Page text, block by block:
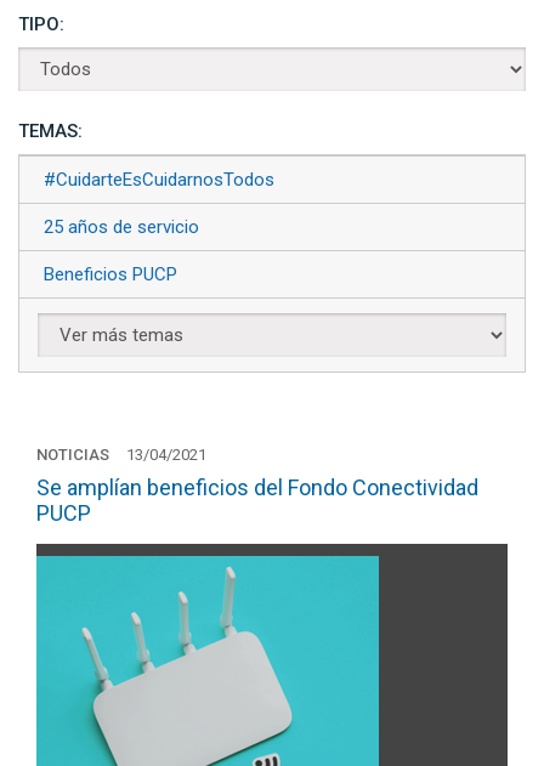
TIPO:
TEMAS:
#CuidarteEsCuidarnosTodos
25 años de servicio
Beneficios PUCP
NOTICIAS 13/04/2021
Se amplían beneficios del Fondo Conectividad
PUCP